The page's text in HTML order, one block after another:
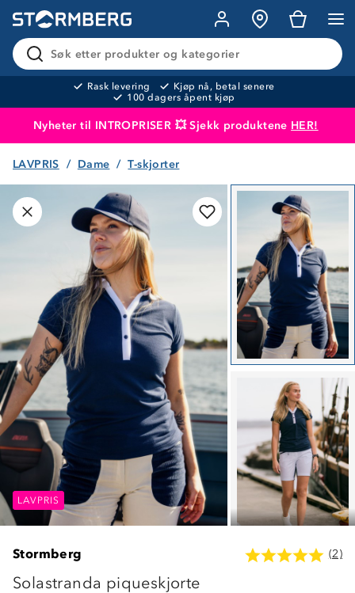
Søk etter produkter og kategorier
Rask levering
Kjøp nå, betal senere
100 dagers åpent kjøp
Nyheter til INTROPRISER 💥 Sjekk produktene HER!
Produktet er lagt i handlekurven
LAVPRIS Dame T-skjorter
LAVPRIS LAVPRIS
LAVPRIS
Stormberg (2)
Solastranda piqueskjorte